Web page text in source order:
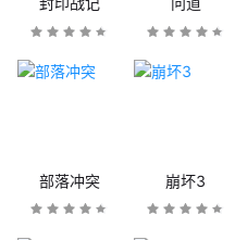
部落冲突 崩坏3